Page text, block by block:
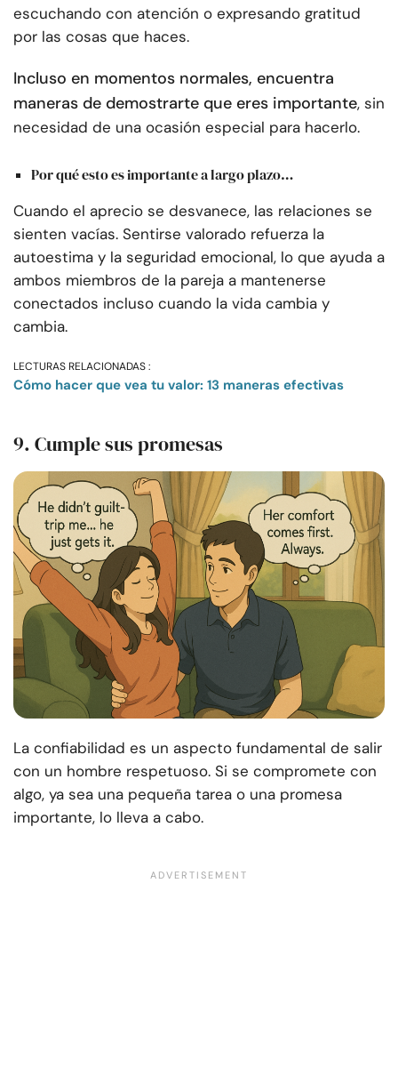
escuchando con atención o expresando gratitud
por las cosas que haces.
Incluso en momentos normales, encuentra
maneras de demostrarte que eres importante, sin
necesidad de una ocasión especial para hacerlo.
Por qué esto es importante a largo plazo…
Cuando el aprecio se desvanece, las relaciones se
sienten vacías. Sentirse valorado refuerza la
autoestima y la seguridad emocional, lo que ayuda a
ambos miembros de la pareja a mantenerse
conectados incluso cuando la vida cambia y
cambia.
LECTURAS RELACIONADAS :
Cómo hacer que vea tu valor: 13 maneras efectivas
9. Cumple sus promesas
La confiabilidad es un aspecto fundamental de salir
con un hombre respetuoso. Si se compromete con
algo, ya sea una pequeña tarea o una promesa
importante, lo lleva a cabo.